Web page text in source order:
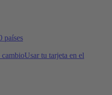
países
cambioUsar tu tarjeta en el